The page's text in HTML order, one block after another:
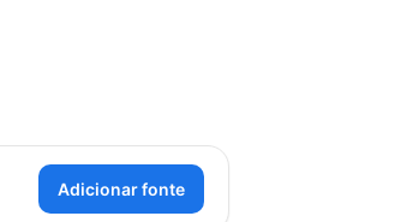
Adicionar fonte